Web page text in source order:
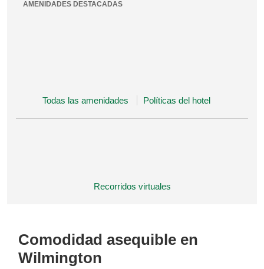
AMENIDADES DESTACADAS
Todas las amenidades Políticas del hotel
Recorridos virtuales
Comodidad asequible en
Wilmington